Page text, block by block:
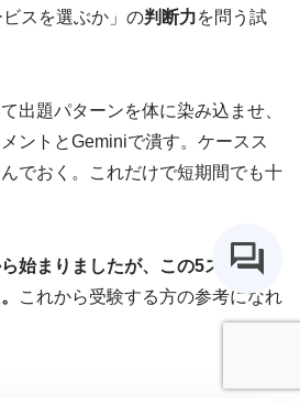
スを選ぶか」の判断力を問う試
出題パターンを体に染み込ませ、
ントとGeminiで潰す。ケースス
でおく。これだけで短期間でも十
始まりましたが、この5ステップ
これから受験する方の参考になれ